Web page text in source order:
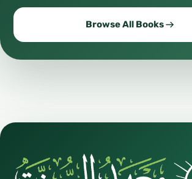
Browse All Books